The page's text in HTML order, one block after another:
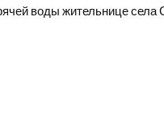
воды жительнице села